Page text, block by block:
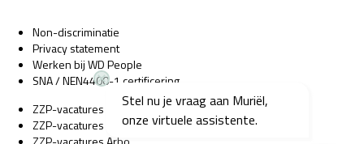
Non-discriminatie
Privacy statement
Werken bij WD People
SNA / NEN4400-1 certificering
ZZP-vacatures Bedrijfsarts
ZZP-vacatures Psycholoog
Stel nu je vraag aan Muriël,
onze virtuele assistente.